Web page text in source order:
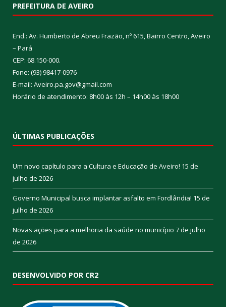
PREFEITURA DE AVEIRO
End.: Av. Humberto de Abreu Frazão, nº 615, Bairro Centro, Aveiro
– Pará
CEP: 68.150-000.
Fone: (93) 98417-0976
E-mail: Aveiro.pa.gov@gmail.com
Horário de atendimento: 8h00 às 12h – 14h00 às 18h00
ÚLTIMAS PUBLICAÇÕES
Um novo capítulo para a Cultura e Educação de Aveiro! 15 de
julho de 2026
Governo Municipal busca implantar asfalto em Fordlândia! 15 de
julho de 2026
Novas ações para a melhoria da saúde no município 7 de julho
de 2026
DESENVOLVIDO POR CR2